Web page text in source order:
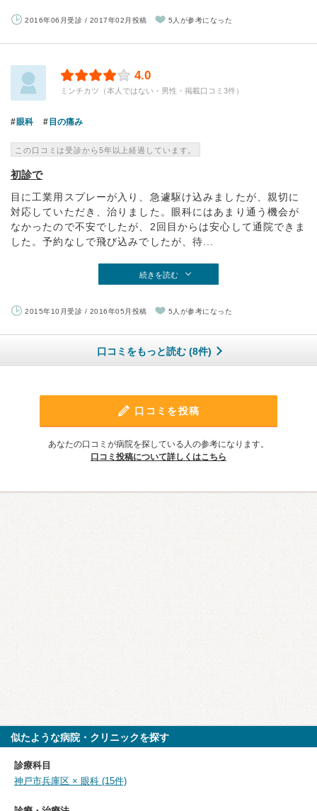
2016年06月受診 / 2017年02月投稿 5人が参考になった
4.0
ミンチカツ（本人ではない・男性・掲載口コミ3件）
眼科 目の痛み
この口コミは受診から5年以上経過しています。
初診で
目に工業用スプレーが入り、急遽駆け込みましたが、親切に
対応していただき、治りました。眼科にはあまり通う機会が
なかったので不安でしたが、2回目からは安心して通院できま
した。予約なしで飛び込みでしたが、待...
続きを読む
2015年10月受診 / 2016年05月投稿 5人が参考になった
口コミをもっと読む (8件)
口コミを投稿
あなたの口コミが病院を探している人の参考になります。
口コミ投稿について詳しくはこちら
似たような病院・クリニックを探す
診療科目
神戸市兵庫区 × 眼科 (15件)